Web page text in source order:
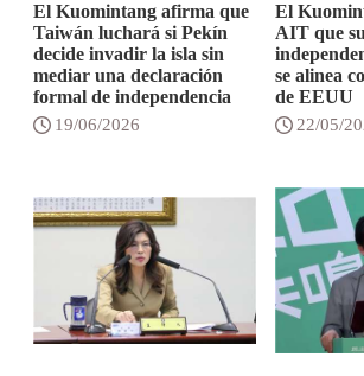
El Kuomintang afirma que
Taiwán luchará si Pekín
decide invadir la isla sin
mediar una declaración
formal de independencia
19/06/2026
El
AIT que
se alinea
de EEUU
22/05/